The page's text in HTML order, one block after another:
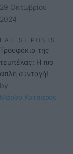
29 Οκτωβρίου
2024
LATEST POSTS
Τρουφάκια της
τεμπέλας: Η πιο
απλή συνταγή!
by
Μάρθα Κατσαρού